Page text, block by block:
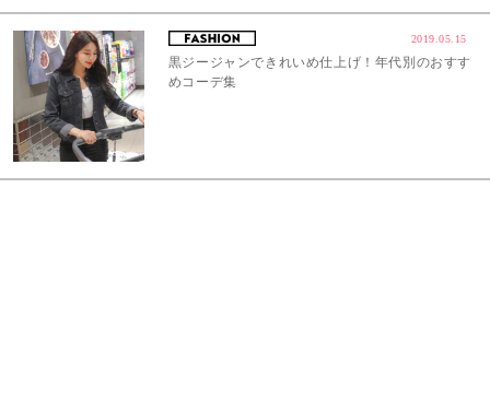
2019.05.15
黒ジージャンできれいめ仕上げ！年代別のおすす
めコーデ集